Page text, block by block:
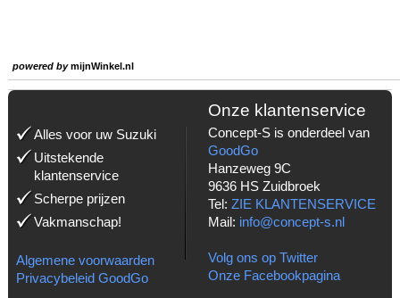
powered bymijnWinkel.nl
Alles voor uw Suzuki
Uitstekende
klantenservice
Scherpe prijzen
Vakmanschap!
Algemene voorwaarden
Privacybeleid GoodGo
Onze klantenservice
Concept-S is onderdeel van
GoodGo
Hanzeweg 9C
9636 HS Zuidbroek
Tel: ZIE KLANTENSERVICE
Mail: info@concept-s.nl
Volg ons op Twitter
Onze Facebookpagina